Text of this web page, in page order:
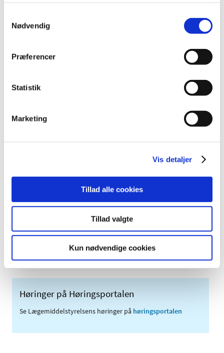
Nødvendig
Præferencer
Statistik
Marketing
Vis detaljer
Tillad alle cookies
Tillad valgte
Kun nødvendige cookies
2009 (14)
2006 (9)
november (3)
september (1)
marts (1)
Meddelelser om forsyning af medicin til mennesker og dyr
Sikkerhedsmeddelelser om medicinsk udstyr
Høringer på Høringsportalen
Se Lægemiddelstyrelsens høringer på høringsportalen